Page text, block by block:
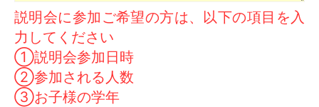
説明会に参加ご希望の方は、以下の項目を入
力してください
①説明会参加日時
②参加される人数
③お子様の学年